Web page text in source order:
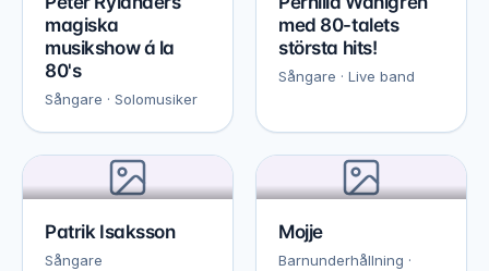
magiska
musikshow á la
80's
Sångare · Solomusiker
med 80-talets
största hits!
Sångare · Live band
Patrik Isaksson
Sångare
Mojje
Barnunderhållning ·